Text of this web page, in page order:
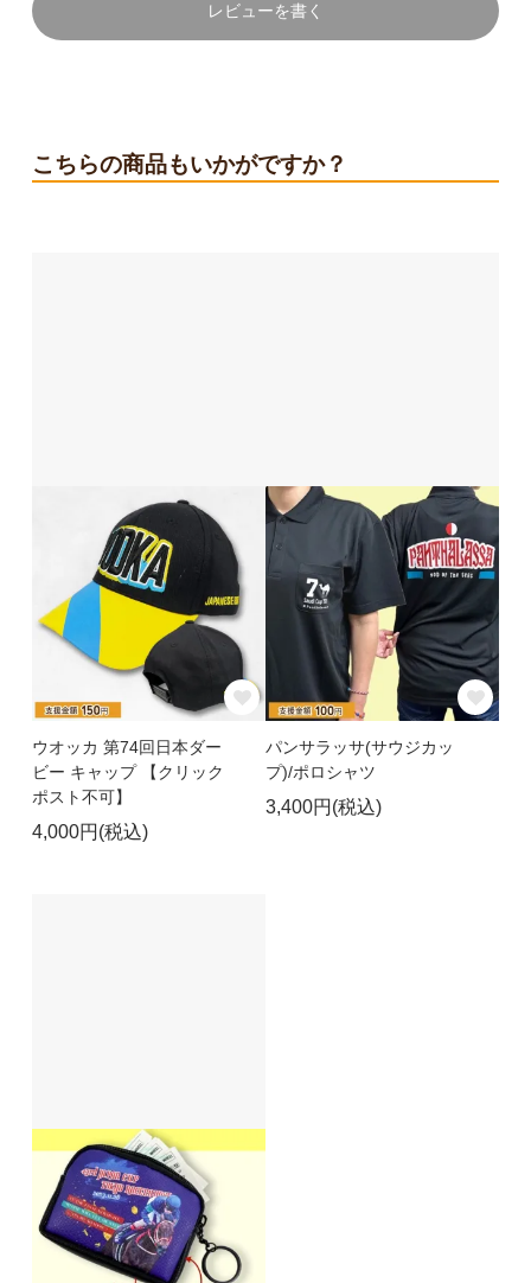
レビューを書く
こちらの商品もいかがですか？
ウオッカ 第74回日本ダー
ビー キャップ 【クリック
ポスト不可】
4,000円(税込)
パンサラッサ(サウジカッ
プ)/ポロシャツ
3,400円(税込)